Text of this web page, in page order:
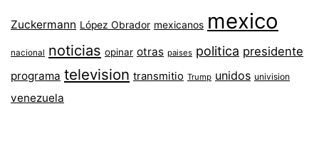
Zuckermann López Obrador mexicanos mexico
nacional noticias opinar otras paises politica presidente
programa television transmitio Trump unidos univision
venezuela